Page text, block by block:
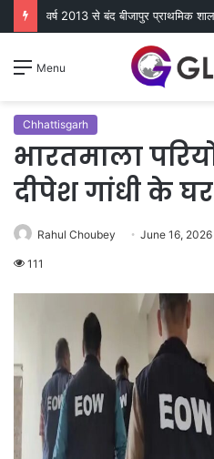
वर्ष 2013 से बंद बीजापुर प्राथमिक
Menu
Chhattisgarh
भारतमाला
दीपेश गांधी के
Rahul Choubey June 16, 2026
111